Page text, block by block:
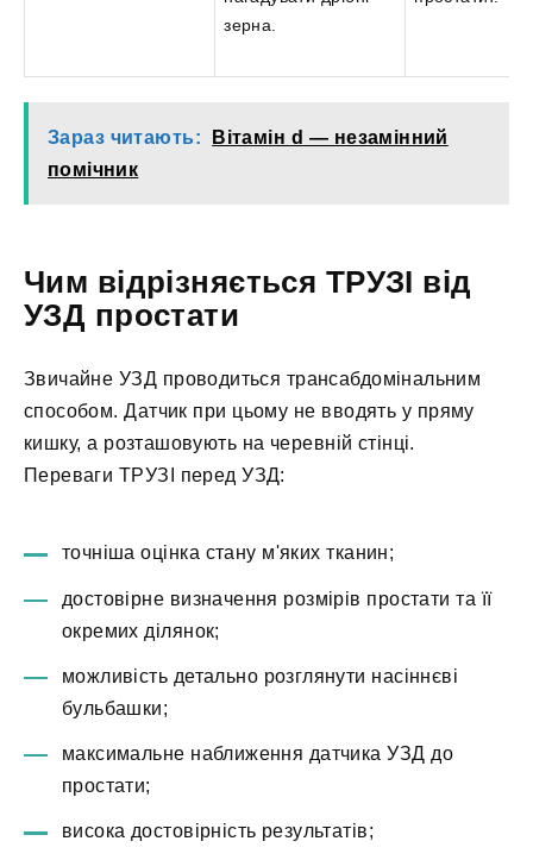
зерна.
Зараз читають:
Вітамін d — незамінний
помічник
Чим відрізняється ТРУЗІ від
УЗД простати
Звичайне УЗД проводиться трансабдомінальним
способом. Датчик при цьому не вводять у пряму
кишку, а розташовують на черевній стінці.
Переваги ТРУЗІ перед УЗД:
точніша оцінка стану м'яких тканин;
достовірне визначення розмірів простати та її
окремих ділянок;
можливість детально розглянути насіннєві
бульбашки;
максимальне наближення датчика УЗД до
простати;
висока достовірність результатів;